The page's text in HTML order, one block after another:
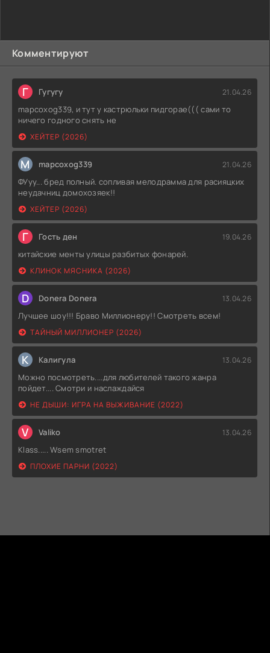
Комментируют
Г Гугугу 21.04.26
mapcoxog339, и тут у кастрюльки пидгорае((( сами то
ничего годного снять не
ХЕЙТЕР (2026)
M mapcoxog339 21.04.26
ФУуу... бред полный. сопливая мелодрамма для расияцких
неудачниц домохозяек!!
ХЕЙТЕР (2026)
Г Гость ден 19.04.26
китайские менты улицы разбитых фонарей.
КЛИНОК МЯСНИКА (2026)
D Donera Donera 13.04.26
Лучшее шоу!!! Браво Миллионеру!! Смотреть всем!
ТАЙНЫЙ МИЛЛИОНЕР (2026)
К Калигула 13.04.26
Можно посмотреть....для любителей такого жанра
пойдет.... Смотри и наслаждайся
НЕ ДЫШИ: ИГРА НА ВЫЖИВАНИЕ (2022)
V Valiko 13.04.26
Klass..... Wsem smotret
ПЛОХИЕ ПАРНИ (2022)